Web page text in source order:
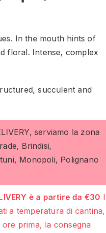
In the mouth hints of
floral. Intense, complex
succulent and
serviamo la zona
Brindisi,
Monopoli, Polignano
è a partire da €30 I
a temperatura di cantina,
prima, la consegna